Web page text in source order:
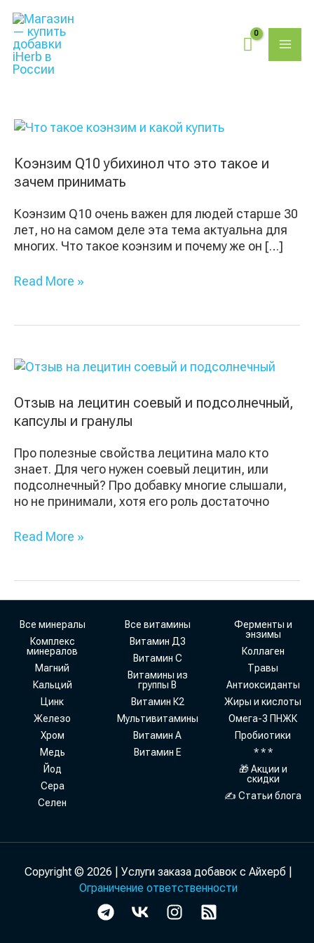
содержимому
Коэнзим Q10 убихинол что это такое и
зачем принимать
Коэнзим Q10 очень важен для людей старше 30
лет, но на самом деле эта тема актуальна для
многих. Что такое коэнзим и почему же он […]
Коэнзим
убихинол
это
такое
и
зачем
принимать
Read More »
Отзыв на лецитин соевый и подсолнечный,
капсулы и гранулы
Про полезные свойства лецитина мало кто
знает. Для чего нужен соевый лецитин, или
подсолнечный? Про добавку многие слышали,
но не принимали, хотя его роль достаточно
Отзыв
лецитин
и
подсолнечный,
капсулы
и
гранулы
Read More »
Все минералы
Комплекс
минералов
Магний
Кальций
Цинк
Железо
Хром
Медь
Йод
Сера
Селен
Все витамины
Витамин Д3
Витамин С
Витамины из
группы В
Витамин К2
Мультивитамины
Витамин А
Витамин Е
Ферменты и
энзимы
Коллаген
Травы
Антиоксиданты
Жиры и кислоты
Омега-3 ПНЖК
Пробиотики
* * *
🎁 Акции и
скидки
✍ Статьи блога
Copyright © 2026 | Услуги заказа добавок с Айхерб |
Ограничение ответственности
товаров